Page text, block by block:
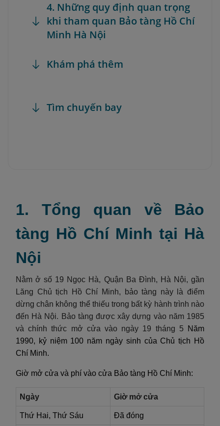
4. Những quy định quan trọng
khi tham quan Bảo tàng Hồ Chí
Minh Hà Nội
Khám phá thêm
Tìm chuyến bay
1. Tổng quan về Bảo
tàng Hồ Chí Minh tại Hà
Nội
Nằm ở số 19 Ngọc Hà, Quận Ba Đình, Hà Nội, gần
Lăng Chủ tịch Hồ Chí Minh, bảo tàng này là điểm
dừng chân không thể thiếu trong bất kỳ hành trình nào
đến Hà Nội. Bảo tàng được xây dựng vào năm 1985
và chính thức mở cửa vào ngày 1 9 tháng 5 Năm
1990, kỷ niệm 100 năm ngày sinh của Chủ tịch Hồ
Chí Minh.
Giờ mở cửa và phí vào cửa Bảo tàng Hồ Chí Minh:
Ngày Giờ mở cửa
Thứ Hai, Thứ Sáu Đã đóng